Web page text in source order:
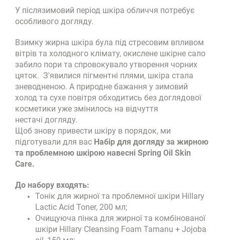
У післязимовий період шкіра обличчя потребує
особливого догляду.
Взимку жирна шкіра була під стресовим впливом
вітрів та холодного клімату, окислене шкірне сало
забило пори та спровокувало утворення чорних
цяток. З'явилися пігментні плями, шкіра стала
зневодненою. А природне бажання у зимовий
холод та сухе повітря обходитись без доглядової
косметики уже змінилось на відчуття
нестачі догляду.
Щоб знову привести шкіру в порядок, ми
підготували для вас Набір для догляду за жирною
та проблемною шкірою навесні Spring Oil Skin
Care.
До набору входять:
Тонік для жирної та проблемної шкіри Hillary
Lactic Aсid Toner, 200 мл;
Очищуюча пінка для жирної та комбінованої
шкіри Hillary Cleansing Foam Tamanu + Jojoba